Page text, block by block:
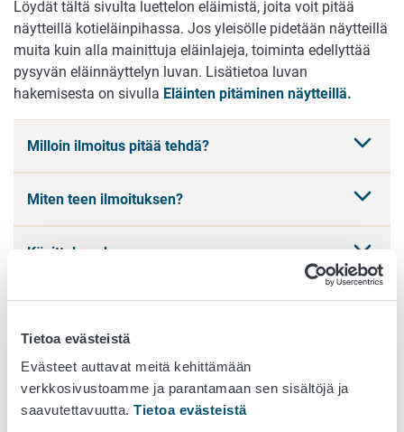
Tietoa evästeistä
Evästeet auttavat meitä kehittämään
verkkosivustoamme ja parantamaan sen sisältöjä ja
saavutettavuutta. Tietoa evästeistä
Löydät tältä sivulta luettelon eläimistä, joita voit pitää
näytteillä kotieläinpihassa. Jos yleisölle pidetään näytteillä
muita kuin alla mainittuja eläinlajeja, toiminta edellyttää
pysyvän eläinnäyttelyn luvan. Lisätietoa luvan
hakemisesta on sivulla Eläinten pitäminen näytteillä.
Milloin ilmoitus pitää tehdä?
Miten teen ilmoituksen?
Käsittelymaksu
Tarvitseeko minun ilmoittaa muutoksista?
Voiko Ruokavirasto kieltää toimintani?
Asiointi